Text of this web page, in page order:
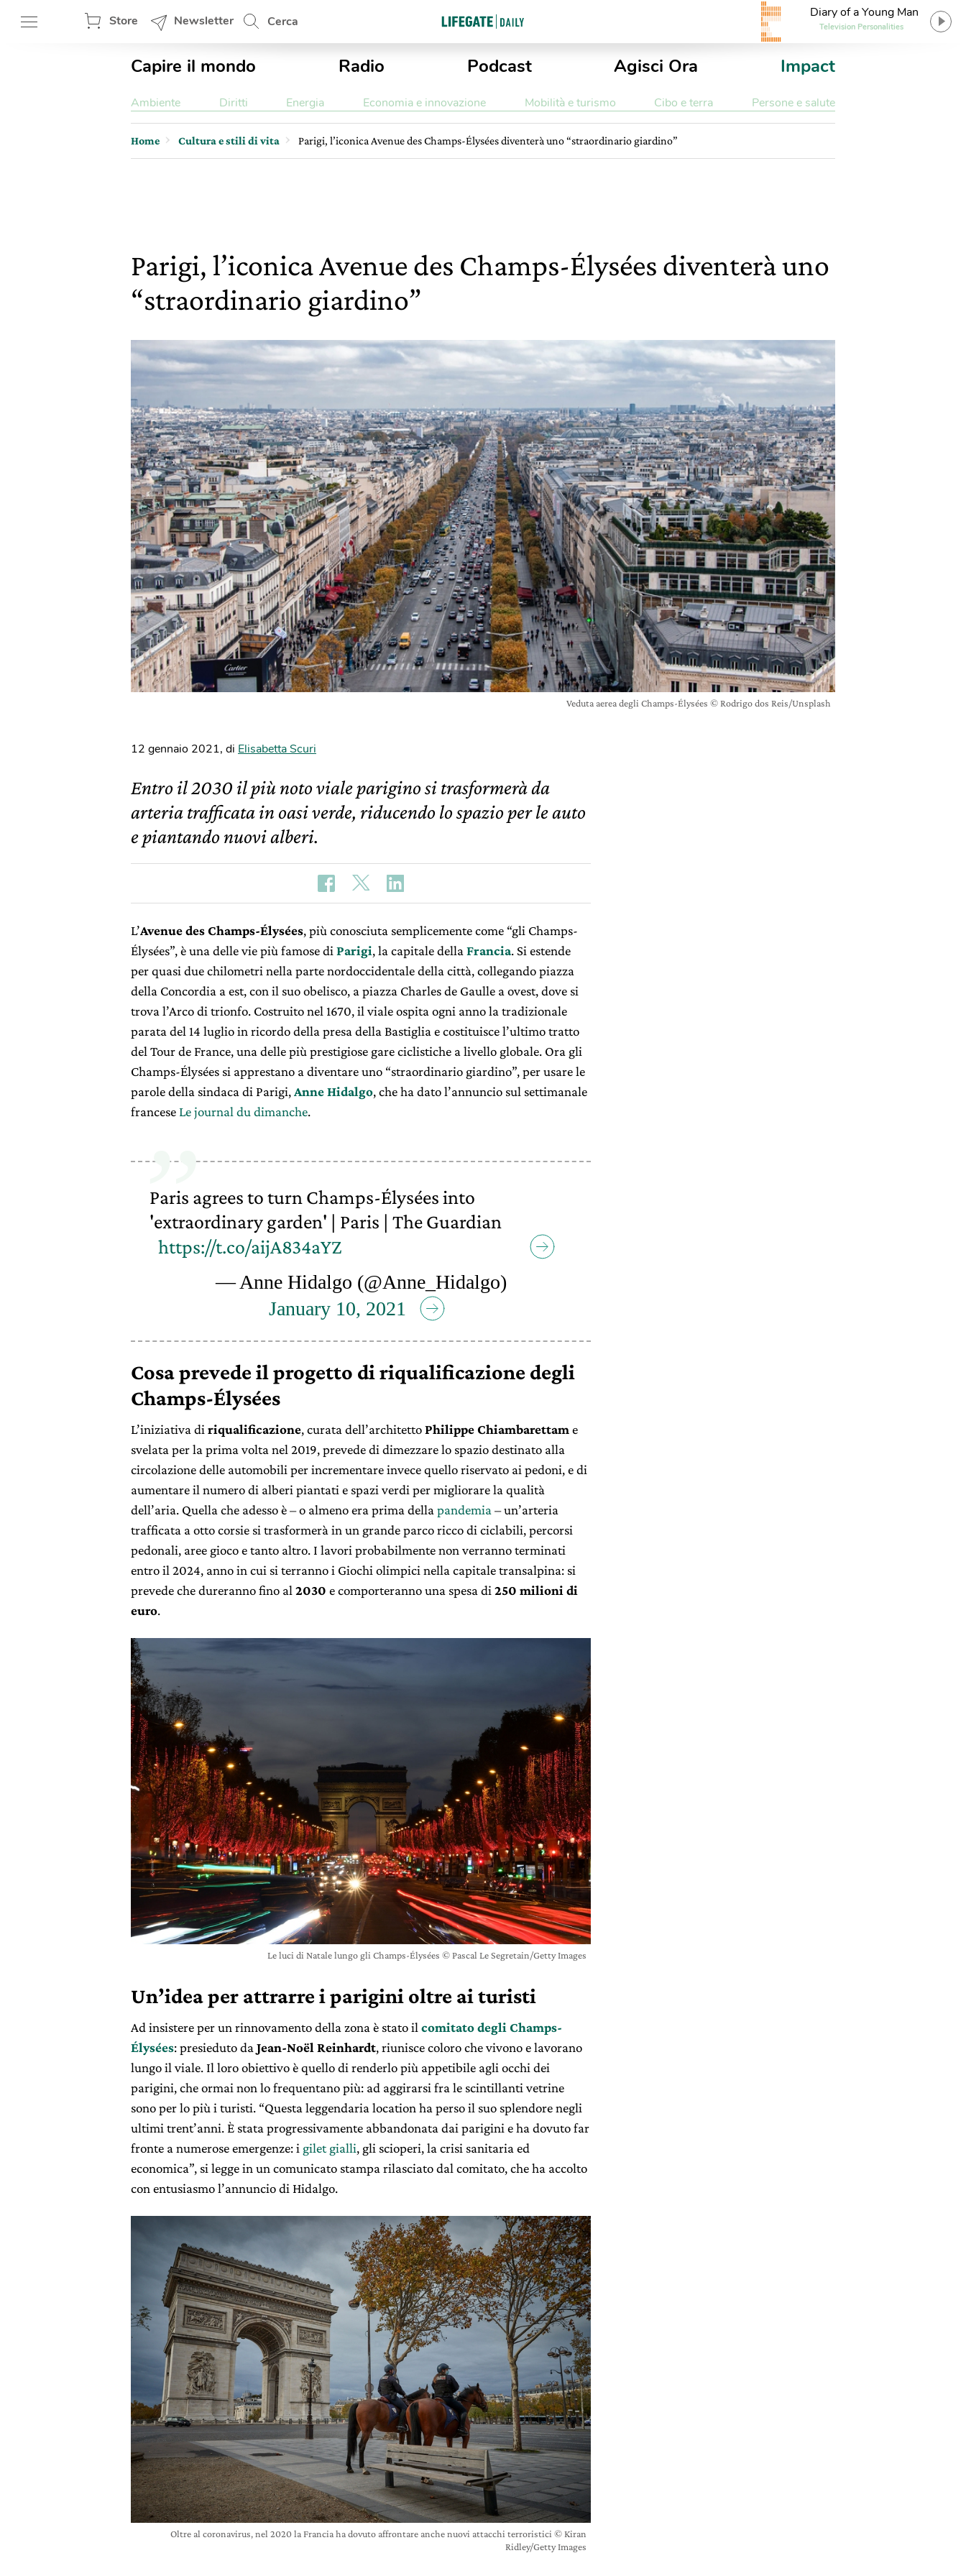
Store Newsletter Cerca
Diary of a Young Man
Television Personalities
Capire il mondo Radio Podcast Agisci Ora Impact
Ambiente Diritti Energia Economia e innovazione Mobilità e turismo Cibo e terra Persone e salute
Home Cultura e stili di vita Parigi, l’iconica Avenue des Champs-Élysées diventerà uno “straordinario giardino”
Parigi, l’iconica Avenue des Champs-Élysées diventerà uno
“straordinario giardino”
Veduta aerea degli Champs-Élysées © Rodrigo dos Reis/Unsplash
12 gennaio 2021, di Elisabetta Scuri
Entro il 2030 il più noto viale parigino si trasformerà da
arteria trafficata in oasi verde, riducendo lo spazio per le auto
e piantando nuovi alberi.
L’Avenue des Champs-Élysées, più conosciuta semplicemente come “gli Champs-
Élysées”, è una delle vie più famose di Parigi, la capitale della Francia. Si estende
per quasi due chilometri nella parte nordoccidentale della città, collegando piazza
della Concordia a est, con il suo obelisco, a piazza Charles de Gaulle a ovest, dove si
trova l’Arco di trionfo. Costruito nel 1670, il viale ospita ogni anno la tradizionale
parata del 14 luglio in ricordo della presa della Bastiglia e costituisce l’ultimo tratto
del Tour de France, una delle più prestigiose gare ciclistiche a livello globale. Ora gli
Champs-Élysées si apprestano a diventare uno “straordinario giardino”, per usare le
parole della sindaca di Parigi,Anne Hidalgo, che ha dato l’annuncio sul settimanale
francese Le journal du dimanche.
Paris agrees to turn Champs-Élysées into
'extraordinary garden' | Paris | The Guardian
https://t.co/aijA834aYZ
— Anne Hidalgo (@Anne_Hidalgo)
January 10, 2021
Cosa prevede il progetto di riqualificazione degli
Champs-Élysées
L’iniziativa di riqualificazione, curata dell’architettoPhilippe Chiambarettam e
svelata per la prima volta nel 2019, prevede di dimezzare lo spazio destinato alla
circolazione delle automobili per incrementare invece quello riservato ai pedoni, e di
aumentare il numero di alberi piantati e spazi verdi per migliorare la qualità
dell’aria. Quella che adesso è – o almeno era prima della pandemia – un’arteria
trafficata a otto corsie si trasformerà in un grande parco ricco di ciclabili, percorsi
pedonali, aree gioco e tanto altro. I lavori probabilmente non verranno terminati
entro il 2024, anno in cui si terranno i Giochi olimpici nella capitale transalpina: si
prevede che dureranno fino al 2030 e comporteranno una spesa di 250 milioni di
euro.
Le luci di Natale lungo gli Champs-Élysées © Pascal Le Segretain/Getty Images
Un’idea per attrarre i parigini oltre ai turisti
Ad insistere per un rinnovamento della zona è stato ilcomitato degli Champs-
Élysées: presieduto daJean-Noël Reinhardt, riunisce coloro che vivono e lavorano
lungo il viale. Il loro obiettivo è quello di renderlo più appetibile agli occhi dei
parigini, che ormai non lo frequentano più: ad aggirarsi fra le scintillanti vetrine
sono per lo più i turisti. “Questa leggendaria location ha perso il suo splendore negli
ultimi trent’anni. È stata progressivamente abbandonata dai parigini e ha dovuto far
fronte a numerose emergenze: i gilet gialli, gli scioperi, la crisi sanitaria ed
economica”, si legge in un comunicato stampa rilasciato dal comitato, che ha accolto
con entusiasmo l’annuncio di Hidalgo.
Oltre al coronavirus, nel 2020 la Francia ha dovuto affrontare anche nuovi attacchi terroristici © Kiran
Ridley/Getty Images